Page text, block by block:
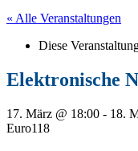
« Alle Veranstaltungen
Diese
Elektronische
17. März @ 18:00 - 18.
Euro118